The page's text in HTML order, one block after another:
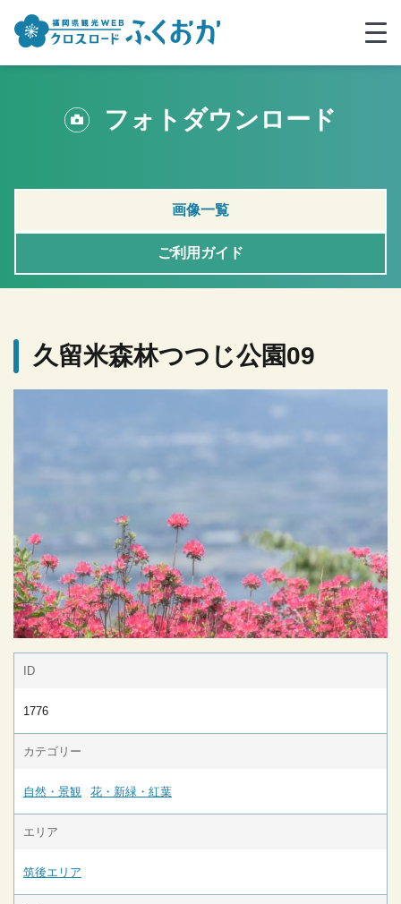
フォトダウンロード
画像一覧
ご利用ガイド
久留米森林つつじ公園09
ID
1776
カテゴリー
自然・景観 花・新緑・紅葉
エリア
筑後エリア